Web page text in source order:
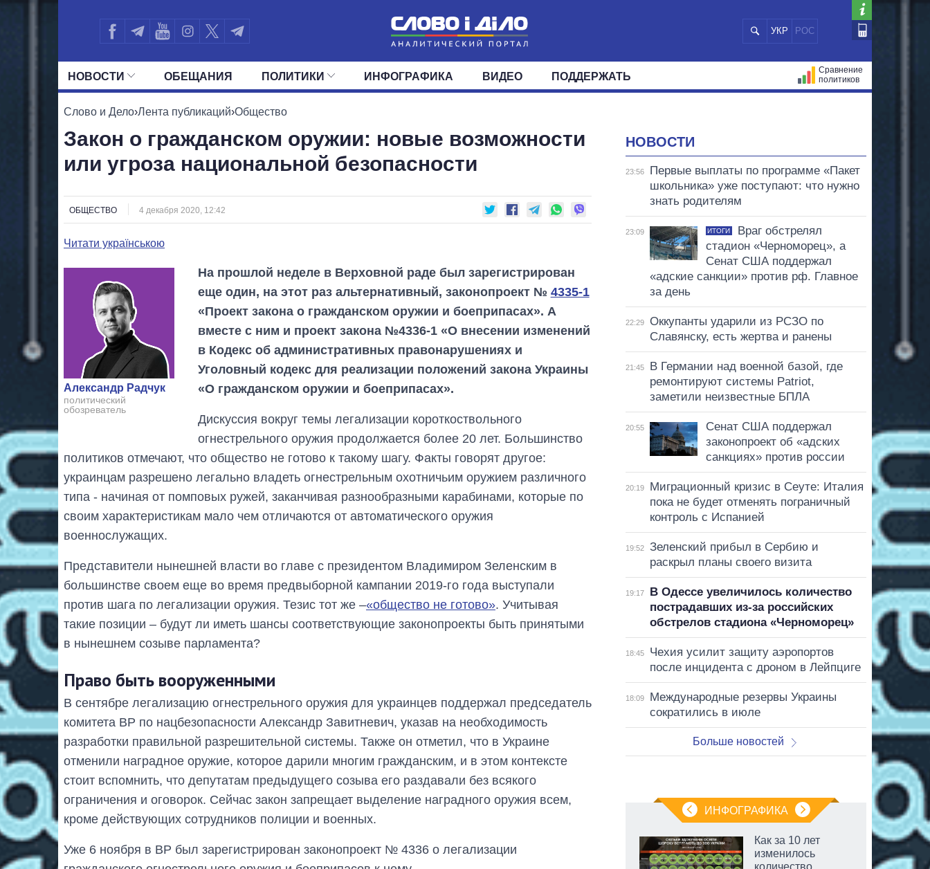
УКР РОС
НОВОСТИ
ПОЛИТИКА ЭКОНОМИКА ОБЩЕСТВО МИР
ОБЕЩАНИЯ ПОЛИТИКИ
ВСЕ ПОЛИТИКИ ПРЕЗИДЕНТ И ОФИС
ДЕПУТАТЫ КОМИТЕТЫ ФРАКЦИИ ОКРУГА
ИНФОГРАФИКА ВИДЕО ПОДДЕРЖАТЬ
Сравнение
политиков
Слово и Дело›Лента публикаций›Общество
Закон о гражданском оружии: новые возможности
или угроза национальной безопасности
ОБЩЕСТВО 4 декабря 2020, 12:42
Читати українською
Александр Радчук
политический
обозреватель
На прошлой неделе в Верховной раде был зарегистрирован
еще один, на этот раз альтернативный, законопроект № 4335-1
«Проект закона о гражданском оружии и боеприпасах». А
вместе с ним и проект закона №4336-1 «О внесении изменений
в Кодекс об административных правонарушениях и
Уголовный кодекс для реализации положений закона Украины
«О гражданском оружии и боеприпасах».
Дискуссия вокруг темы легализации короткоствольного
огнестрельного оружия продолжается более 20 лет. Большинство
политиков отмечают, что общество не готово к такому шагу. Факты говорят другое:
украинцам разрешено легально владеть огнестрельным охотничьим оружием различного
типа - начиная от помповых ружей, заканчивая разнообразными карабинами, которые по
своим характеристикам мало чем отличаются от автоматического оружия
военнослужащих.
Представители нынешней власти во главе с президентом Владимиром Зеленским в
большинстве своем еще во время предвыборной кампании 2019-го года выступали
против шага по легализации оружия. Тезис тот же ‒«общество не готово». Учитывая
такие позиции – будут ли иметь шансы соответствующие законопроекты быть принятыми
в нынешнем созыве парламента?
Право быть вооруженными
В сентябре легализацию огнестрельного оружия для украинцев поддержал председатель
комитета ВР по нацбезопасности Александр Завитневич, указав на необходимость
разработки правильной разрешительной системы. Также он отметил, что в Украине
отменили наградное оружие, которое дарили многим гражданским, и в этом контексте
стоит вспомнить, что депутатам предыдущего созыва его раздавали без всякого
ограничения и оговорок. Сейчас закон запрещает выделение наградного оружия всем,
кроме действующих сотрудников полиции и военных.
Уже 6 ноября в ВР был зарегистрирован законопроект № 4336 о легализации
НОВОСТИ
23:56
Первые выплаты по программе «Пакет
школьника» уже поступают: что нужно
знать родителям
23:09 ИТОГИ
Враг обстрелял
стадион «Черноморец», а
Сенат США поддержал
«адские санкции» против рф. Главное
за день
22:29
Оккупанты ударили из РСЗО по
Славянску, есть жертва и ранены
21:45
В Германии над военной базой, где
ремонтируют системы Patriot,
заметили неизвестные БПЛА
20:55
Сенат США поддержал
законопроект об «адских
санкциях» против россии
20:19
Миграционный кризис в Сеуте: Италия
пока не будет отменять пограничный
контроль с Испанией
19:52
Зеленский прибыл в Сербию и
раскрыл планы своего визита
19:17
В Одессе увеличилось количество
пострадавших из-за российских
обстрелов стадиона «Черноморец»
18:45
Чехия усилит защиту аэропортов
после инцидента с дроном в Лейпциге
18:09
Международные резервы Украины
сократились в июле
Больше новостей
ИНФОГРАФИКА
лет: кто и как долго
Как за 10 лет
изменилось
количество